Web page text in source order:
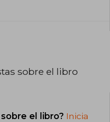
sobre el libro
el libro? Inicia